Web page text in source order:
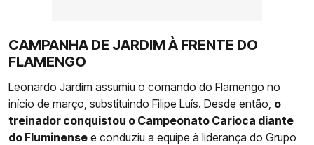
CAMPANHA DE JARDIM À FRENTE DO
FLAMENGO
Leonardo Jardim assumiu o comando do Flamengo no
início de março, substituindo Filipe Luís. Desde então, o
treinador conquistou o Campeonato Carioca diante
do Fluminense e conduziu a equipe à liderança do Grupo